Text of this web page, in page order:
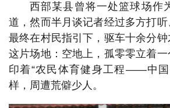
西部某县曾将一处篮球场作
道，然而半月谈记者经过多方打听
最终在村民指引下，驱车十余分钟
这片场地：空地上，孤零零立着
印着“农民体育健身工程——中国
样，周遭荒僻少人。